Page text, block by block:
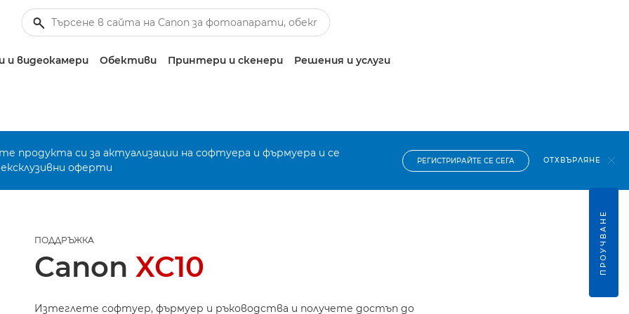
видеокамери Обективи Принтери и скенери Решения и услуги
продукта си за актуализации на софтуера и фърмуера и се
оферти
РЕГИСТРИРАЙТЕ СЕ СЕГА ОТХВЪРЛЯНЕ
ПОДДРЪЖКА
Canon XC10
Изтеглете софтуер, фърмуер и ръководства и получете достъп до
ПРОУЧВАНЕ